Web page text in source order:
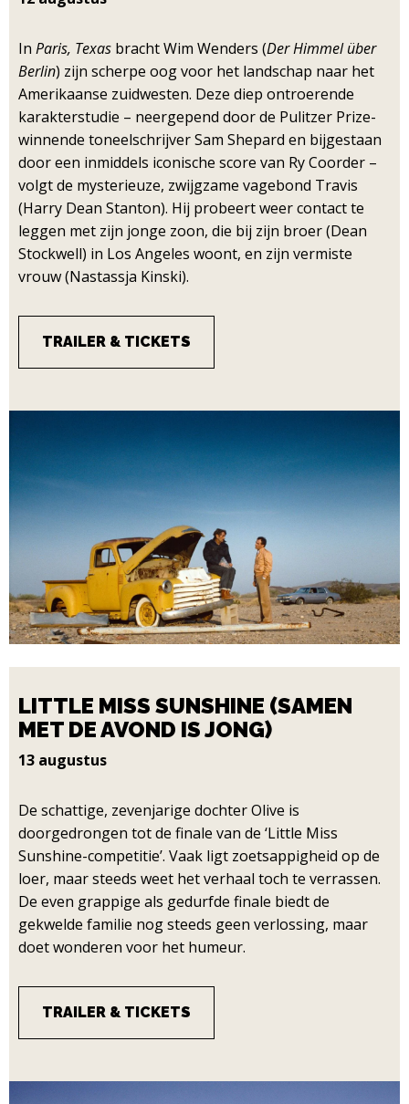
In Paris, Texas bracht Wim Wenders (Der Himmel über
Berlin) zijn scherpe oog voor het landschap naar het
Amerikaanse zuidwesten. Deze diep ontroerende
karakterstudie – neergepend door de Pulitzer Prize-
winnende toneelschrijver Sam Shepard en bijgestaan
door een inmiddels iconische score van Ry Coorder –
volgt de mysterieuze, zwijgzame vagebond Travis
(Harry Dean Stanton). Hij probeert weer contact te
leggen met zijn jonge zoon, die bij zijn broer (Dean
Stockwell) in Los Angeles woont, en zijn vermiste
vrouw (Nastassja Kinski).
TRAILER & TICKETS
LITTLE MISS SUNSHINE (SAMEN
MET DE AVOND IS JONG)
13 augustus
De schattige, zevenjarige dochter Olive is
doorgedrongen tot de finale van de ‘Little Miss
Sunshine-competitie’. Vaak ligt zoetsappigheid op de
loer, maar steeds weet het verhaal toch te verrassen.
De even grappige als gedurfde finale biedt de
gekwelde familie nog steeds geen verlossing, maar
doet wonderen voor het humeur.
TRAILER & TICKETS